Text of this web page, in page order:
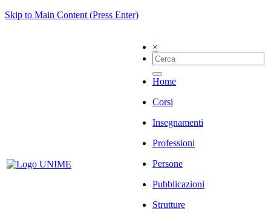
Skip to Main Content (Press Enter)
×
Home
Corsi
Insegnamenti
Professioni
Persone
Pubblicazioni
Strutture